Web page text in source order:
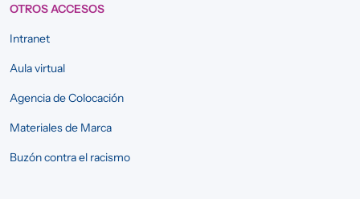
OTROS ACCESOS
Intranet
Aula virtual
Agencia de Colocación
Materiales de Marca
Buzón contra el racismo